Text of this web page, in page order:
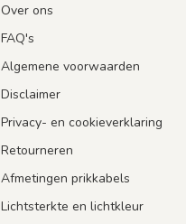
Over ons
FAQ's
Algemene voorwaarden
Disclaimer
Privacy- en cookieverklaring
Retourneren
Afmetingen prikkabels
Lichtsterkte en lichtkleur